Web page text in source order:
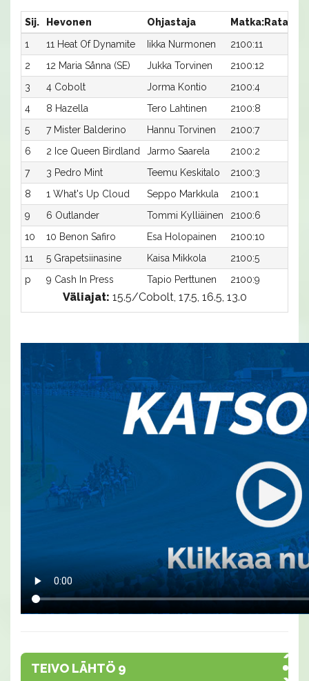
Sij. Hevonen Ohjastaja Matka:Rata
1
11 Heat Of Dynamite Iikka Nurmonen 2100:11
2
12 Maria Sånna (SE) Jukka Torvinen 2100:12
3
4 Cobolt Jorma Kontio 2100:4
4
8 Hazella Tero Lahtinen 2100:8
5
7 Mister Balderino Hannu Torvinen 2100:7
6
2 Ice Queen Birdland Jarmo Saarela 2100:2
7
3 Pedro Mint Teemu Keskitalo 2100:3
8
1 What's Up Cloud Seppo Markkula 2100:1
9
6 Outlander Tommi Kylliäinen 2100:6
10
10 Benon Safiro Esa Holopainen 2100:10
11
5 Grapetsiinasine Kaisa Mikkola 2100:5
p
9 Cash In Press Tapio Perttunen 2100:9
Väliajat: 15.5/Cobolt, 17.5, 16.5, 13.0
TEIVO LÄHTÖ 9